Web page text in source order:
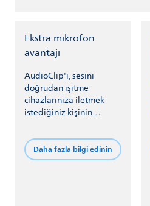
Ekstra mikrofon
avantajı
AudioClip'i, sesini
doğrudan işitme
cihazlarınıza iletmek
istediğiniz kişinin
Daha fazla bilgi edinin